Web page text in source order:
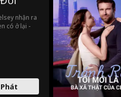
nhận ra
có ở lại -
Phát